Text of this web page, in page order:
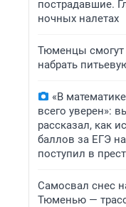
пострадавшие.
ночных налетах
Тюменцы смогут
набрать
«В
всего уверен»:
рассказал, как
баллов за ЕГЭ
поступил в
Самосвал снес
Тюменью —